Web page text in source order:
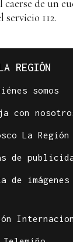
de un
112.
REGIÓN
somos
con
La Región
de
de imágenes